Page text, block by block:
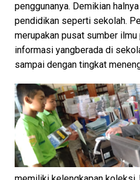
penggunanya. Demikian
pendidikan seperti sekolah.
merupakan pusat sumber ilmu
informasi yangberada di
sampai dengan tingkat